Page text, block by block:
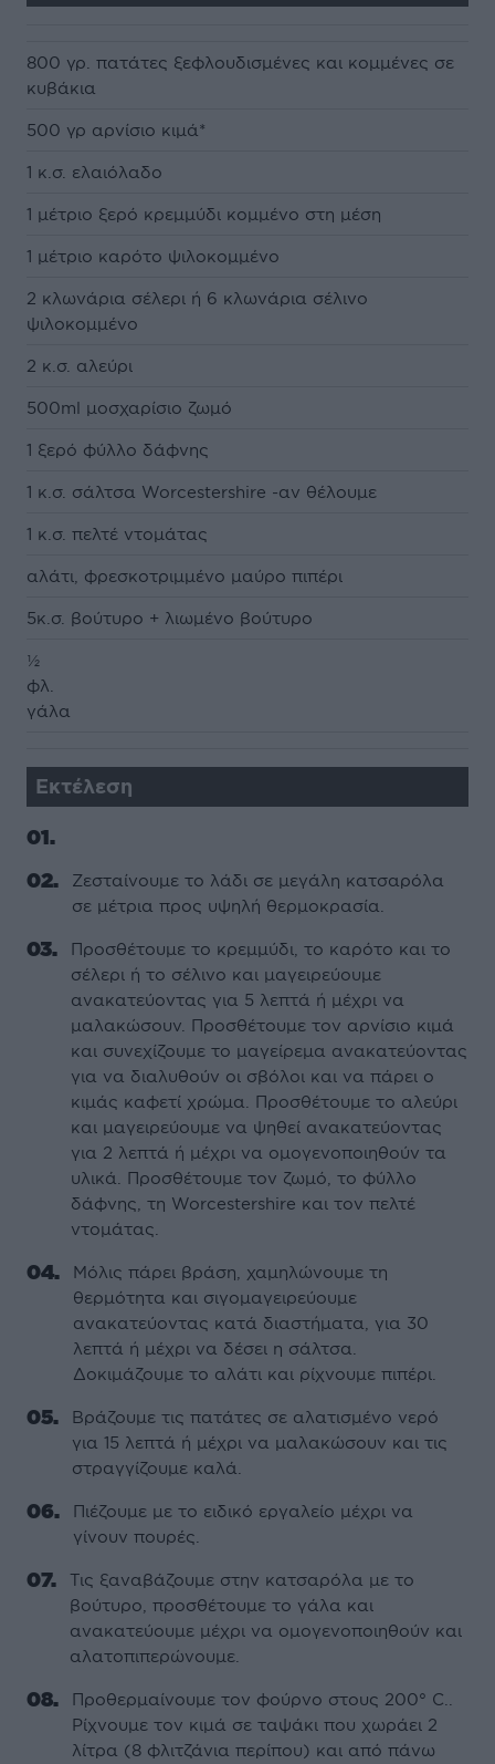
800 γρ. πατάτες ξεφλουδισμένες και κομμένες σε
κυβάκια
500 γρ αρνίσιο κιμά*
1 κ.σ. ελαιόλαδο
1 μέτριο ξερό κρεμμύδι κομμένο στη μέση
1 μέτριο καρότο ψιλοκομμένο
2 κλωνάρια σέλερι ή 6 κλωνάρια σέλινο
ψιλοκομμένο
2 κ.σ. αλεύρι
500ml μοσχαρίσιο ζωμό
1 ξερό φύλλο δάφνης
1 κ.σ. σάλτσα Worcestershire -αν θέλουμε
1 κ.σ. πελτέ ντομάτας
αλάτι, φρεσκοτριμμένο μαύρο πιπέρι
5κ.σ. βούτυρο + λιωμένο βούτυρο
½
φλ.
γάλα
Εκτέλεση
Ζεσταίνουμε το λάδι σε μεγάλη κατσαρόλα
σε μέτρια προς υψηλή θερμοκρασία.
Προσθέτουμε το κρεμμύδι, το καρότο και το
σέλερι ή το σέλινο και μαγειρεύουμε
ανακατεύοντας για 5 λεπτά ή μέχρι να
μαλακώσουν. Προσθέτουμε τον αρνίσιο κιμά
και συνεχίζουμε το μαγείρεμα ανακατεύοντας
για να διαλυθούν οι σβόλοι και να πάρει ο
κιμάς καφετί χρώμα. Προσθέτουμε το αλεύρι
και μαγειρεύουμε να ψηθεί ανακατεύοντας
για 2 λεπτά ή μέχρι να ομογενοποιηθούν τα
υλικά. Προσθέτουμε τον ζωμό, το φύλλο
δάφνης, τη Worcestershire και τον πελτέ
ντομάτας.
Μόλις πάρει βράση, χαμηλώνουμε τη
θερμότητα και σιγομαγειρεύουμε
ανακατεύοντας κατά διαστήματα, για 30
λεπτά ή μέχρι να δέσει η σάλτσα.
Δοκιμάζουμε το αλάτι και ρίχνουμε πιπέρι.
Βράζουμε τις πατάτες σε αλατισμένο νερό
για 15 λεπτά ή μέχρι να μαλακώσουν και τις
στραγγίζουμε καλά.
Πιέζουμε με το ειδικό εργαλείο μέχρι να
γίνουν πουρές.
Τις ξαναβάζουμε στην κατσαρόλα με το
βούτυρο, προσθέτουμε το γάλα και
ανακατεύουμε μέχρι να ομογενοποιηθούν και
αλατοπιπερώνουμε.
Προθερμαίνουμε τον φούρνο στους 200° C..
Ρίχνουμε τον κιμά σε ταψάκι που χωράει 2
λίτρα (8 φλιτζάνια περίπου) και από πάνω